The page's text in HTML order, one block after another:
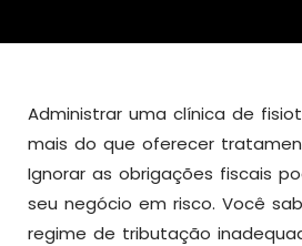
Administrar uma clínica de
mais do que oferecer
Ignorar as obrigações fiscais
seu negócio em risco. Você
regime de tributação